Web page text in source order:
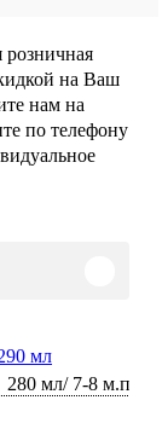
розничная
на Ваш
нам на
по телефону
мл
280 мл/ 7-8 м.п